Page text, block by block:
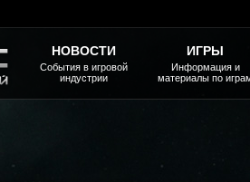
НОВОСТИ
События в игровой
индустрии
ИГРЫ
Информация и
материалы по